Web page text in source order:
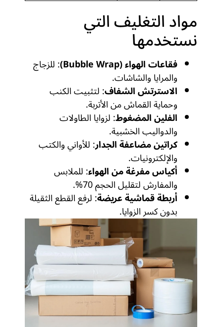
مواد التغليف التي
نستخدمها
فقاعات الهواء (Bubble Wrap) : للزجاج
والمرايا والشاشات.
الاسترتش الشفاف: لتثبيت الكنب
وحماية القماش من الأتربة.
الفلين المضغوط: لزوايا الطاولات
والدواليب الخشبية.
كراتين مضاعفة الجدار: للأواني والكتب
والإلكترونيات.
أكياس مفرغة من الهواء: للملابس
والمفارش لتقليل الحجم 70%.
أربطة قماشية عريضة: لرفع القطع الثقيلة
بدون كسر الزوايا.